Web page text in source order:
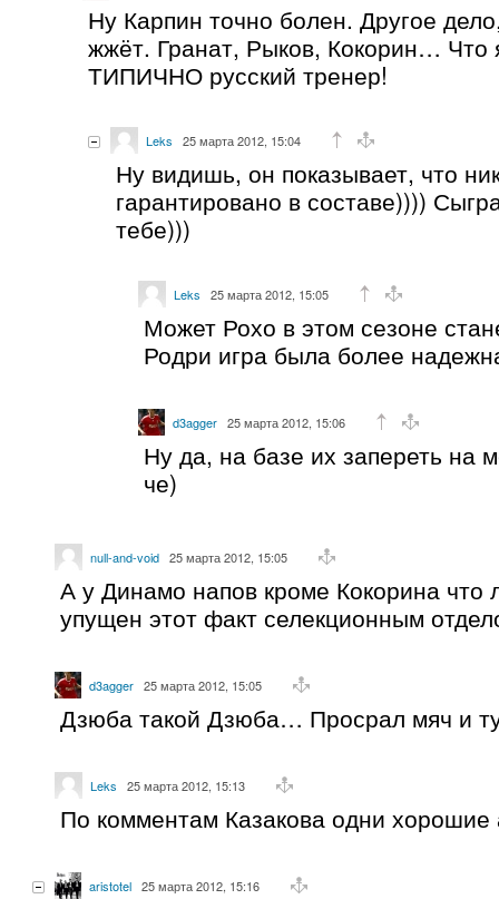
Ну Карпин точно болен. Другое
жжёт. Гранат, Рыков, Кокорин… Что
ТИПИЧНО русский тренер!
Leks 25 марта 2012, 15:04
Ну видишь, он показывает, что
гарантировано в составе))))
тебе)))
Leks 25 марта 2012, 15:05
Может Рохо в этом сезоне
Родри игра была более
d3agger 25 марта 2012, 15:06
Ну да, на базе их запереть на
че)
null-and-void 25 марта 2012, 15:05
А у Динамо напов кроме Кокорина что
упущен этот факт селекционным
d3agger 25 марта 2012, 15:05
Дзюба такой Дзюба… Просрал мяч и
Leks 25 марта 2012, 15:13
По комментам Казакова одни хорошие
aristotel 25 марта 2012, 15:16